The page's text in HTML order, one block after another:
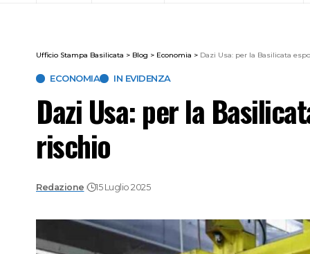
Ufficio Stampa Basilicata > Blog > Economia > Dazi Usa: per la Basilicata
ECONOMIA IN EVIDENZA
Dazi Usa: per la
rischio
Redazione 15 Luglio 2025